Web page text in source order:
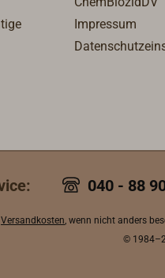
Impressum
040 - 88
Versandkosten, wenn nicht anders
©